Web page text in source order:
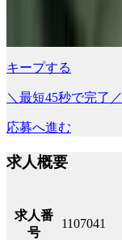
キープする
＼最短45秒で完了／
応募へ進む
求人概要
求人番
号
1107041